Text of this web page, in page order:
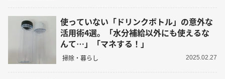
使っていない「ドリンクボトル」の意外な
活用術4選。「水分補給以外にも使えるな
んて…」「マネする！」
掃除・暮らし 2025.02.27